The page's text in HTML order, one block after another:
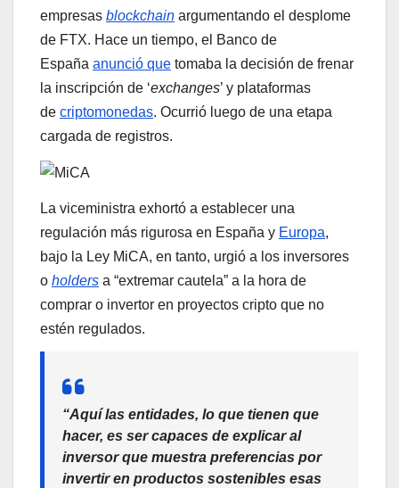
empresas blockchain argumentando el desplome
de FTX. Hace un tiempo, el Banco de
España anunció que tomaba la decisión de frenar
la inscripción de ‘exchanges’ y plataformas
de criptomonedas. Ocurrió luego de una etapa
cargada de registros.
La viceministra exhortó a establecer una
regulación más rigurosa en España y Europa,
bajo la Ley MiCA, en tanto, urgió a los inversores
o holders a “extremar cautela” a la hora de
comprar o invertor en proyectos cripto que no
estén regulados.
“Aquí las entidades, lo que tienen que
hacer, es ser capaces de explicar al
inversor que muestra preferencias por
invertir en productos sostenibles esas